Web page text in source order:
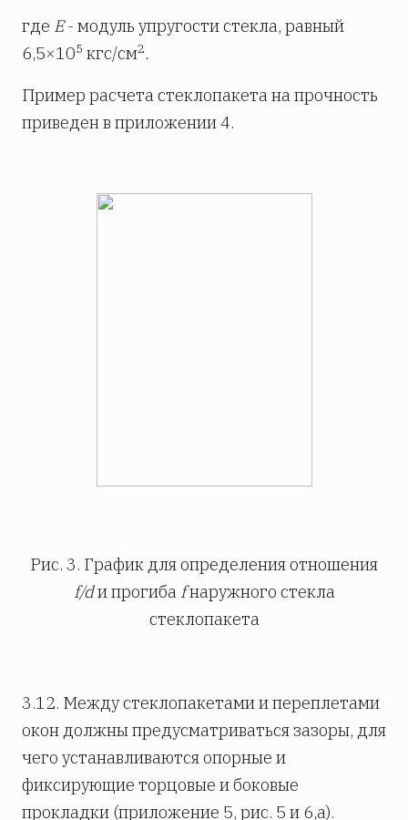
где E- модуль упругости стекла, равный
6,5×105 кгс/см2.
Пример расчета стеклопакета на прочность
приведен в приложении 4.
Рис. 3. График для определения отношения
f/dи прогиба fнаружного стекла
стеклопакета
3.12. Между стеклопакетами и переплетами
окон должны предусматриваться зазоры, для
чего устанавливаются опорные и
фиксирующие торцовые и боковые
прокладки (приложение 5, рис. 5 и 6,а).